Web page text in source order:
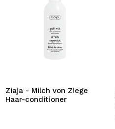
Ziaja - Milch von Ziege
Haar-conditioner